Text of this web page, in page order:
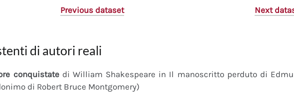
Previous dataset Next
di autori reali
conquistatedi William Shakespeare in Il manoscritto perduto di
di Robert Bruce Montgomery)